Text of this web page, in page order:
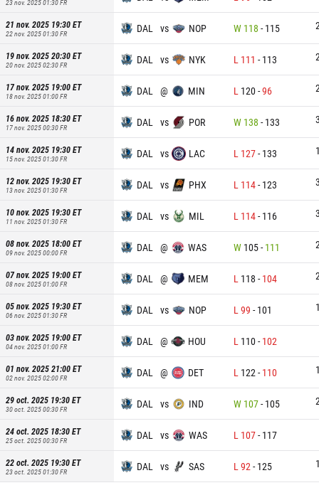
23 nov. 2025 01:30FR
21 nov. 2025 19:30ET
22 nov. 2025 01:30FR DAL vs NOP W 118 - 115
19 nov. 2025 20:30ET
20 nov. 2025 02:30FR DAL vs NYK L 111 - 113
17 nov. 2025 19:00ET
18 nov. 2025 01:00FR DAL @ MIN L 120-96
16 nov. 2025 18:30ET
17 nov. 2025 00:30FR DAL vs POR W 138 - 133
14 nov. 2025 19:30ET
15 nov. 2025 01:30FR DAL vs LAC L 127- 133
12 nov. 2025 19:30ET
13 nov. 2025 01:30FR DAL vs PHX L 114- 123
10 nov. 2025 19:30ET
11 nov. 2025 01:30FR DAL vs MIL L 114- 116
08 nov. 2025 18:00ET
09 nov. 2025 00:00FR DAL @ WAS W 105- 111
07 nov. 2025 19:00ET
08 nov. 2025 01:00FR DAL @ MEM L 118 - 104
05 nov. 2025 19:30ET
06 nov. 2025 01:30FR DAL vs NOP L 99 - 101
03 nov. 2025 19:00ET
04 nov. 2025 01:00FR DAL @ HOU L 110- 102
01 nov. 2025 21:00ET
02 nov. 2025 02:00FR DAL @ DET L 122 - 110
29 oct. 2025 19:30ET
30 oct. 2025 00:30FR DAL vs IND W 107- 105
24 oct. 2025 18:30ET
25 oct. 2025 00:30FR DAL vs WAS L 107- 117
22 oct. 2025 19:30ET
23 oct. 2025 01:30FR DAL vs SAS L 92 - 125